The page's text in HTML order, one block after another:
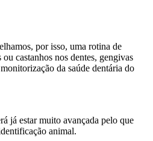
por isso, uma rotina de
castanhos nos dentes, gengivas
da saúde dentária do
já estar muito avançada pelo que
animal.